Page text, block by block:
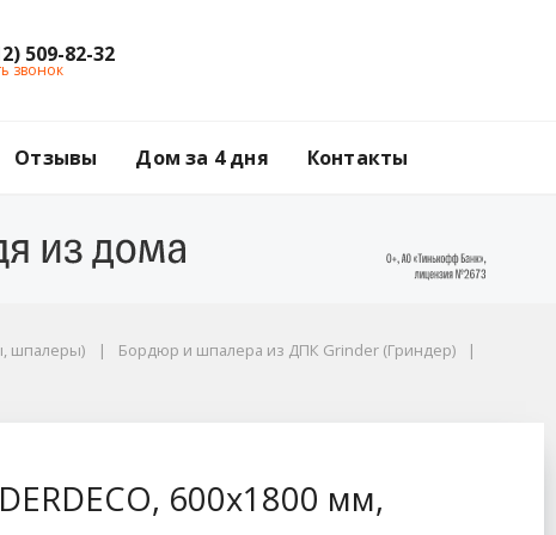
509-82-32
звонок
Отзывы Дом за 4 дня Контакты
шпалеры)
Бордюр и шпалера из ДПК Grinder (Гриндер)
600х1800 мм,